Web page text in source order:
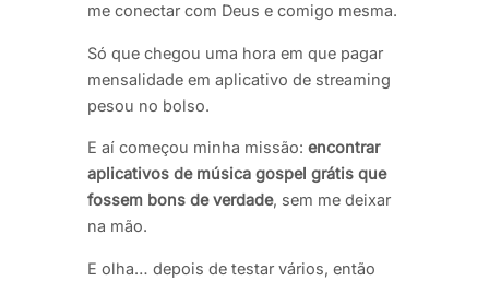
me conectar com Deus e comigo mesma.
Só que chegou uma hora em que pagar
mensalidade em aplicativo de streaming
pesou no bolso.
E aí começou minha missão: encontrar
aplicativos de música gospel grátis que
fossem bons de verdade, sem me deixar
na mão.
E olha… depois de testar vários, então